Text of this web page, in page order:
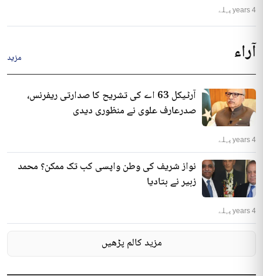
4 years پہلے
آراء مزید
آرٹیکل 63 اے کی تشریح کا صدارتی ریفرنس،
صدرعارف علوی نے منظوری دیدی
4 years پہلے
نواز شریف کی وطن واپسی کب تک ممکن؟ محمد
زبیر نے بتادیا
4 years پہلے
مزید کالم پڑھیں